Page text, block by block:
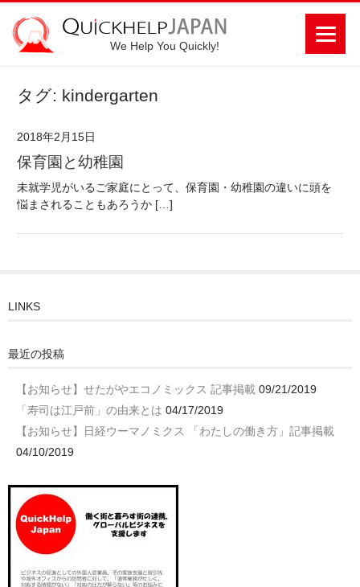
We Help You Quickly!
タグ: kindergarten
2018年2月15日
保育園と幼稚園
未就学児がいるご家庭にとって、保育園・幼稚園の違いに頭を
悩まされることもあろうか […]
LINKS
最近の投稿
【お知らせ】せたがやエコノミックス 記事掲載 09/21/2019
「寿司は江戸前」の由来とは 04/17/2019
【お知らせ】日経ウーマノミクス 「わたしの働き方」記事掲載
04/10/2019